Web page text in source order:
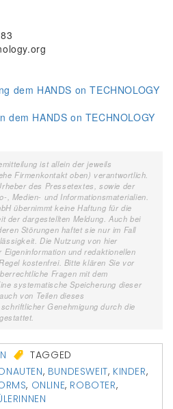
dem HANDS on TECHNOLOGY
dem HANDS on TECHNOLOGY
ist allein der jeweils
Firmenkontakt oben) verantwortlich.
des Pressetextes, sowie der
, Medien- und Informationsmaterialien.
übernimmt keine Haftung für die
der dargestellten Meldung. Auch bei
Störungen haftet sie nur im Fall
Die Nutzung von hier
und redaktionellen
kostenfrei. Bitte klären Sie vor
Fragen mit dem
systematische Speicherung dieser
von Teilen dieses
Genehmigung durch die
TAGGED
, BUNDESWEIT, KINDER,
, ONLINE, ROBOTER,